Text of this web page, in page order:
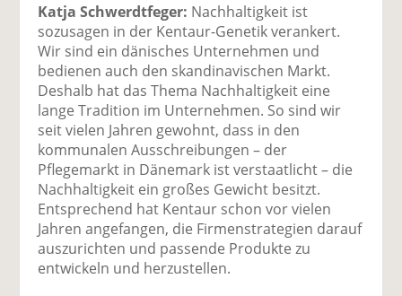
Katja Schwerdtfeger: Nachhaltigkeit ist
sozusagen in der Kentaur-Genetik verankert.
Wir sind ein dänisches Unternehmen und
bedienen auch den skandinavischen Markt.
Deshalb hat das Thema Nachhaltigkeit eine
lange Tradition im Unternehmen. So sind wir
seit vielen Jahren gewohnt, dass in den
kommunalen Ausschreibungen – der
Pflegemarkt in Dänemark ist verstaatlicht – die
Nachhaltigkeit ein großes Gewicht besitzt.
Entsprechend hat Kentaur schon vor vielen
Jahren angefangen, die Firmenstrategien darauf
auszurichten und passende Produkte zu
entwickeln und herzustellen.